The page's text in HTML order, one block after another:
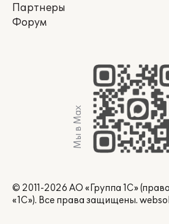
Партнеры
Форум
Мы в Max
© 2011-2026 АО «Группа 1С»
«1С»). Все права защищены.